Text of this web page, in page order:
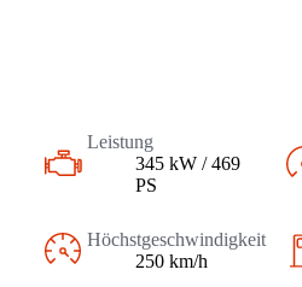
Leistung
345 kW / 469
PS
Höchstgeschwindigkeit
250 km/h